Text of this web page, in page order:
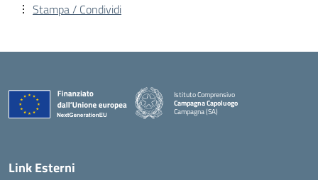
Stampa / Condividi
Istituto Comprensivo
Campagna Capoluogo
Campagna (SA)
Link Esterni